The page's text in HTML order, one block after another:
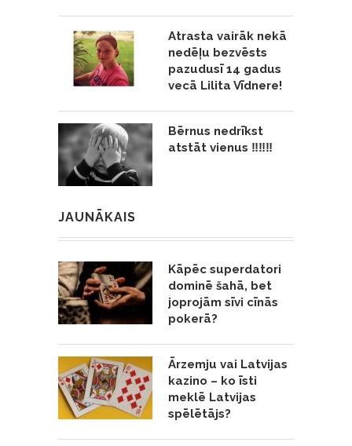
Atrasta vairāk nekā
nedēļu bezvēsts
pazudusī 14 gadus
vecā Lilita Vīdnere!
Bērnus nedrīkst
atstāt vienus ‼️‼️‼️
JAUNĀKAIS
Kāpēc superdatori
dominē šahā, bet
joprojām sīvi cīnās
pokerā?
Ārzemju vai Latvijas
kazino – ko īsti
meklē Latvijas
spēlētājs?